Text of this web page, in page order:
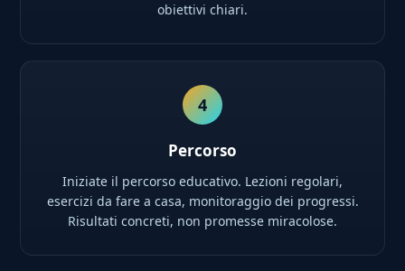
obiettivi chiari.
4
Percorso
Iniziate il percorso educativo. Lezioni regolari,
esercizi da fare a casa, monitoraggio dei progressi.
Risultati concreti, non promesse miracolose.